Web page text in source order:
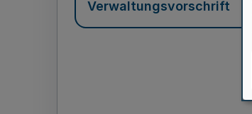
Verwaltungsvorschrift